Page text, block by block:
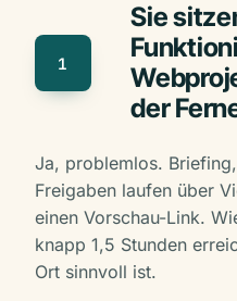
1
Sie
der
Ja, problemlos.
Freigaben laufen über
einen Vorschau-Link.
knapp 1,5 Stunden
Ort sinnvoll ist.